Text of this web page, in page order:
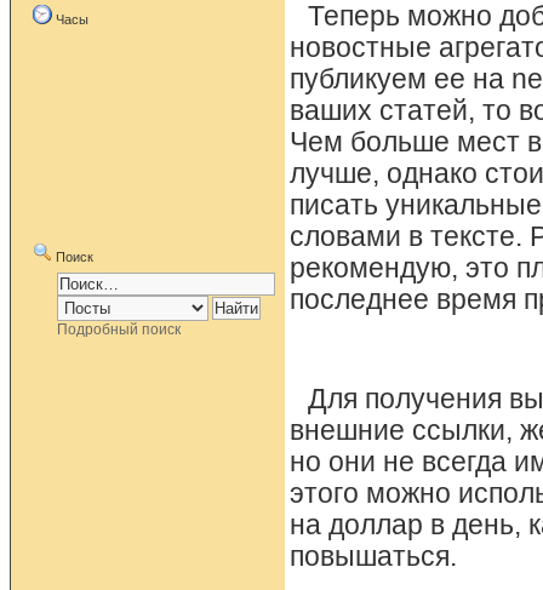
Часы
Поиск
Подробный поиск
Теперь можно
новостные
публикуем ее на
ваших статей, то
Чем больше мест
лучше, однако
писать
словами в тексте.
рекомендую, это
последнее время
Для получения
внешние ссылки,
но они не всегда
этого можно
на доллар в день,
повышаться.